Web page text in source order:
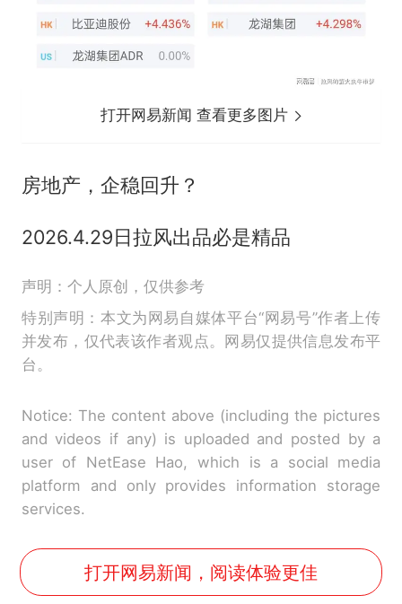
打开网易新闻 查看更多图片
房地产，企稳回升？
2026.4.29日拉风出品必是精品
声明：个人原创，仅供参考
特别声明：本文为网易自媒体平台“网易号”作者上传
并发布，仅代表该作者观点。网易仅提供信息发布平
台。
Notice: The content above (including the pictures
and videos if any) is uploaded and posted by a
user of NetEase Hao, which is a social media
platform and only provides information storage
services.
打开网易新闻，阅读体验更佳